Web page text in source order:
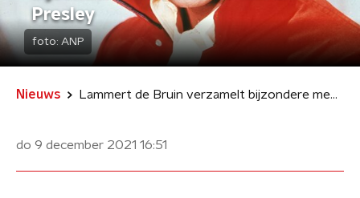
Presley
foto: ANP
Nieuws Lammert de Bruin verzamelt bijzondere memorabilia van Elvis Presley
do 9 december 2021 16:51